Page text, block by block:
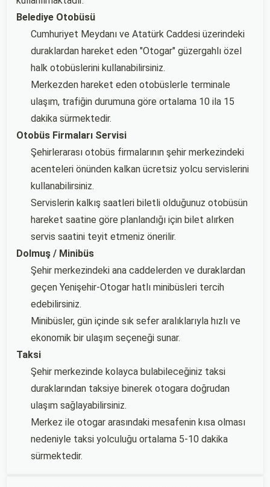
Belediye Otobüsü
Cumhuriyet Meydanı ve Atatürk Caddesi üzerindeki
duraklardan hareket eden "Otogar" güzergahlı özel
halk otobüslerini kullanabilirsiniz.
Merkezden hareket eden otobüslerle terminale
ulaşım, trafiğin durumuna göre ortalama 10 ila 15
dakika sürmektedir.
Otobüs Firmaları Servisi
Şehirlerarası otobüs firmalarının şehir merkezindeki
acenteleri önünden kalkan ücretsiz yolcu servislerini
kullanabilirsiniz.
Servislerin kalkış saatleri biletli olduğunuz otobüsün
hareket saatine göre planlandığı için bilet alırken
servis saatini teyit etmeniz önerilir.
Dolmuş / Minibüs
Şehir merkezindeki ana caddelerden ve duraklardan
geçen Yenişehir-Otogar hatlı minibüsleri tercih
edebilirsiniz.
Minibüsler, gün içinde sık sefer aralıklarıyla hızlı ve
ekonomik bir ulaşım seçeneği sunar.
Taksi
Şehir merkezinde kolayca bulabileceğiniz taksi
duraklarından taksiye binerek otogara doğrudan
ulaşım sağlayabilirsiniz.
Merkez ile otogar arasındaki mesafenin kısa olması
nedeniyle taksi yolculuğu ortalama 5-10 dakika
sürmektedir.